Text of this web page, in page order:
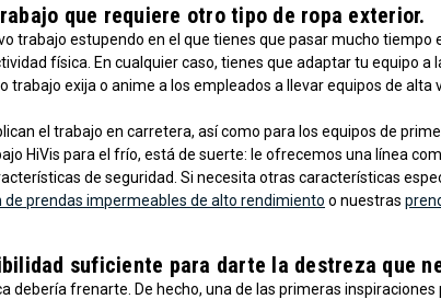
que requiere otro tipo de ropa exterior.
trabajo estupendo en el que tienes que pasar mucho
física. En cualquier caso, tienes que adaptar tu equipo a
trabajo exija o anime a los empleados a llevar equipos de alta
el trabajo en carretera, así como para los equipos de
HiVis para el frío, está de suerte: le ofrecemos una línea
de seguridad. Si necesita otras características
de prendas impermeables de alto rendimiento o nuestras
suficiente para darte la destreza que
debería frenarte. De hecho, una de las primeras